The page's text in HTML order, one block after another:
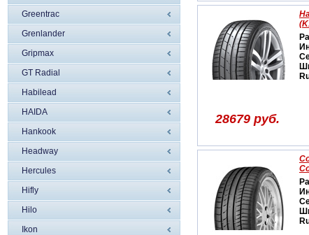
Greentrac
Grenlander
Gripmax
GT Radial
Habilead
HAIDA
Hankook
Headway
Hercules
Hifly
Hilo
Ikon
28679 руб.